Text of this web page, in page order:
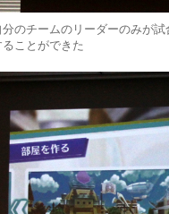
のチームのリーダーのみが
ことができた